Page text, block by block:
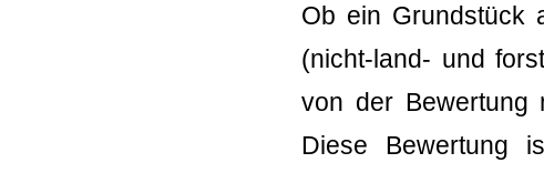
Ob ein Grundstück
(nicht-land- und
von der Bewertung
Diese Bewertung